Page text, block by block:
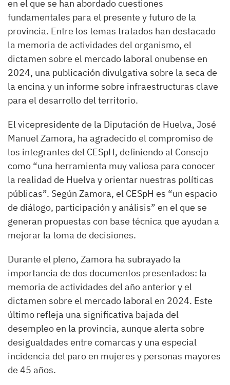
en el que se han abordado cuestiones
fundamentales para el presente y futuro de la
provincia. Entre los temas tratados han destacado
la memoria de actividades del organismo, el
dictamen sobre el mercado laboral onubense en
2024, una publicación divulgativa sobre la seca de
la encina y un informe sobre infraestructuras clave
para el desarrollo del territorio.
El vicepresidente de la Diputación de Huelva, José
Manuel Zamora, ha agradecido el compromiso de
los integrantes del CESpH, definiendo al Consejo
como “una herramienta muy valiosa para conocer
la realidad de Huelva y orientar nuestras políticas
públicas”. Según Zamora, el CESpH es “un espacio
de diálogo, participación y análisis” en el que se
generan propuestas con base técnica que ayudan a
mejorar la toma de decisiones.
Durante el pleno, Zamora ha subrayado la
importancia de dos documentos presentados: la
memoria de actividades del año anterior y el
dictamen sobre el mercado laboral en 2024. Este
último refleja una significativa bajada del
desempleo en la provincia, aunque alerta sobre
desigualdades entre comarcas y una especial
incidencia del paro en mujeres y personas mayores
de 45 años.